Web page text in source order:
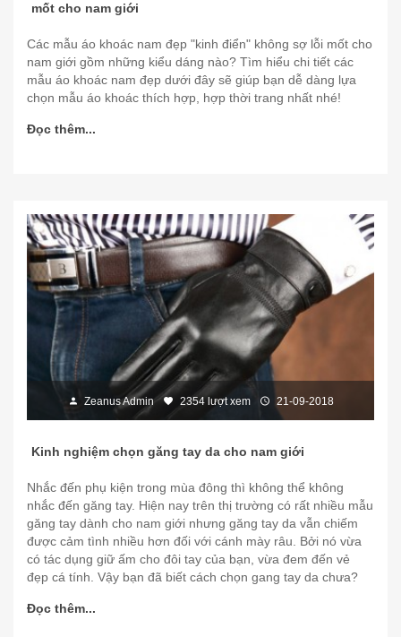
mốt cho nam giới
Các mẫu áo khoác nam đẹp "kinh điển" không sợ lỗi mốt cho
nam giới gồm những kiểu dáng nào? Tìm hiểu chi tiết các
mẫu áo khoác nam đẹp dưới đây sẽ giúp bạn dễ dàng lựa
chọn mẫu áo khoác thích hợp, hợp thời trang nhất nhé!
Đọc thêm...
Zeanus Admin 2354 lượt xem 21-09-2018
Kinh nghiệm chọn găng tay da cho nam giới
Nhắc đến phụ kiện trong mùa đông thì không thể không
nhắc đến găng tay. Hiện nay trên thị trường có rất nhiều mẫu
găng tay dành cho nam giới nhưng găng tay da vẫn chiếm
được cảm tình nhiều hơn đối với cánh mày râu. Bởi nó vừa
có tác dụng giữ ấm cho đôi tay của bạn, vừa đem đến vẻ
đẹp cá tính. Vậy bạn đã biết cách chọn gang tay da chưa?
Đọc thêm...